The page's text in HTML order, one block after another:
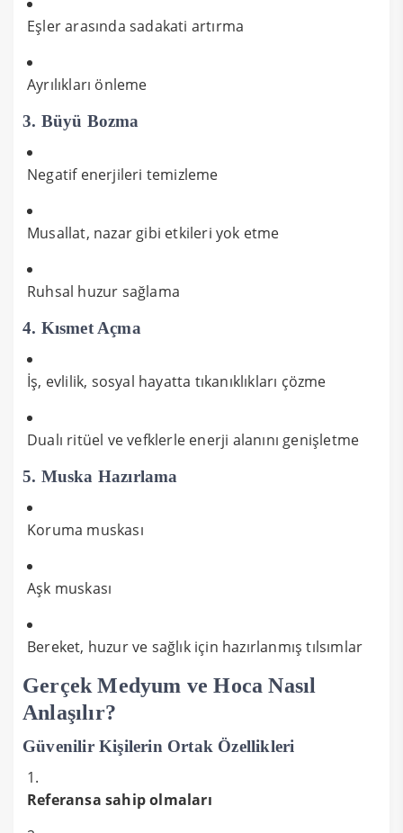
Eşler arasında sadakati artırma
Ayrılıkları önleme
3. Büyü Bozma
Negatif enerjileri temizleme
Musallat, nazar gibi etkileri yok etme
Ruhsal huzur sağlama
4. Kısmet Açma
İş, evlilik, sosyal hayatta tıkanıklıkları çözme
Dualı ritüel ve vefklerle enerji alanını genişletme
5. Muska Hazırlama
Koruma muskası
Aşk muskası
Bereket, huzur ve sağlık için hazırlanmış tılsımlar
Gerçek Medyum ve Hoca Nasıl
Anlaşılır?
Güvenilir Kişilerin Ortak Özellikleri
Referansa sahip olmaları